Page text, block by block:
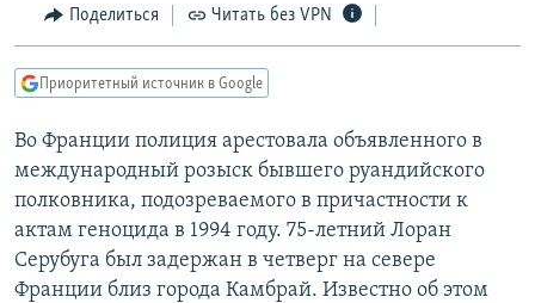
Вернутся
главной
навигации
Вернутся
поиску
МНЕНИЯ
IDEL.РЕАЛИИ
КАВКАЗ.РЕАЛИИ
СЕВЕР.РЕАЛИИ
СИБИРЬ.РЕАЛИИ
РАСПИСАНИЕ ВЕЩАНИЯ
Поделиться Читать без VPN
Приоритетный источник в Google
Во Франции полиция арестовала объявленного в
международный розыск бывшего руандийского
полковника, подозреваемого в причастности к
актам геноцида в 1994 году. 75-летний Лоран
Серубуга был задержан в четверг на севере
Франции близ города Камбрай. Известно об этом